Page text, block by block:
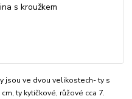
jsou ve dvou velikostech- ty s
ty kytičkové, růžové cca 7.